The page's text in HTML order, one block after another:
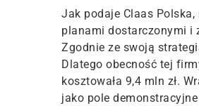
Jak podaje Claas
planami dostarczonymi i
Zgodnie ze swoją
Dlatego obecność tej
kosztowała 9,4 mln zł.
jako pole